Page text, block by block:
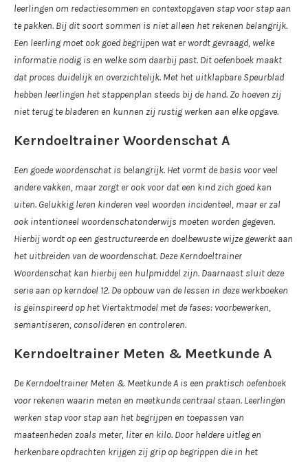
leerlingen om redactiesommen en contextopgaven stap voor stap aan
te pakken. Bij dit soort sommen is niet alleen het rekenen belangrijk.
Een leerling moet ook goed begrijpen wat er wordt gevraagd, welke
informatie nodig is en welke som daarbij past. Dit oefenboek maakt
dat proces duidelijk en overzichtelijk. Met het uitklapbare Speurblad
hebben leerlingen het stappenplan steeds bij de hand. Zo hoeven zij
niet terug te bladeren en kunnen zij rustig werken aan elke opgave.
Kerndoeltrainer Woordenschat A
Een goede woordenschat is belangrijk. Het vormt de basis voor veel
andere vakken, maar zorgt er ook voor dat een kind zich goed kan
uiten. Gelukkig leren kinderen veel woorden incidenteel, maar er zal
ook intentioneel woordenschatonderwijs moeten worden gegeven.
Hierbij wordt op een gestructureerde en doelbewuste wijze gewerkt aan
het uitbreiden van de woordenschat. Deze Kerndoeltrainer
Woordenschat kan hierbij een hulpmiddel zijn. Daarnaast sluit deze
serie aan op kerndoel 12. De opbouw van de lessen in deze werkboeken
is geïnspireerd op het Viertaktmodel met de fases: voorbewerken,
semantiseren, consolideren en controleren.
Kerndoeltrainer Meten & Meetkunde A
De Kerndoeltrainer Meten & Meetkunde A is een praktisch oefenboek
voor rekenen waarin meten en meetkunde centraal staan. Leerlingen
werken stap voor stap aan het begrijpen en toepassen van
maateenheden zoals meter, liter en kilo. Door heldere uitleg en
herkenbare opdrachten krijgen zij grip op begrippen die in het